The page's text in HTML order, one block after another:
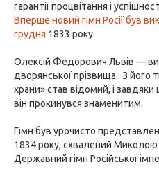
гарантії процвітання і
Вперше новий гімн Росії був
грудня 1833 року.
Олексій Федорович Львів —
дворянської прізвища . З його
храни» став відомий, і завдяки
він прокинувся знаменитим.
Гімн був урочисто
1834 року, схвалений Миколою
Державний гімн Російської